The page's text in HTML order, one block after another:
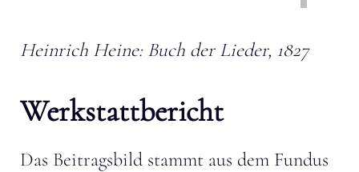
Heinrich Heine: Buch der Lieder, 1827
Werkstattbericht
Das Beitragsbild stammt aus dem Fundus